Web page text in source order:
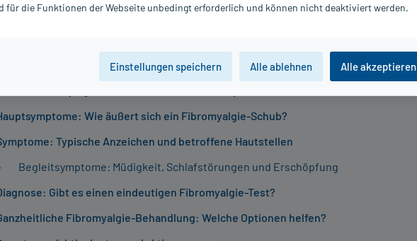
aussehen können.
Wie äußert sich ein Fibromyalgie-Schub?
Typische Anzeichen und betroffene Hautstellen
Begleitsymptome: Müdigkeit, Schlafstörungen und Erschöpfung
Gibt es einen eindeutigen Fibromyalgie-Test?
Fibromyalgie-Behandlung: Welche Optionen helfen?
für die Funktionen der Webseite unbedingt erforderlich und können nicht deaktiviert werden.
Einstellungen speichern Alle ablehnen Alle akzeptieren